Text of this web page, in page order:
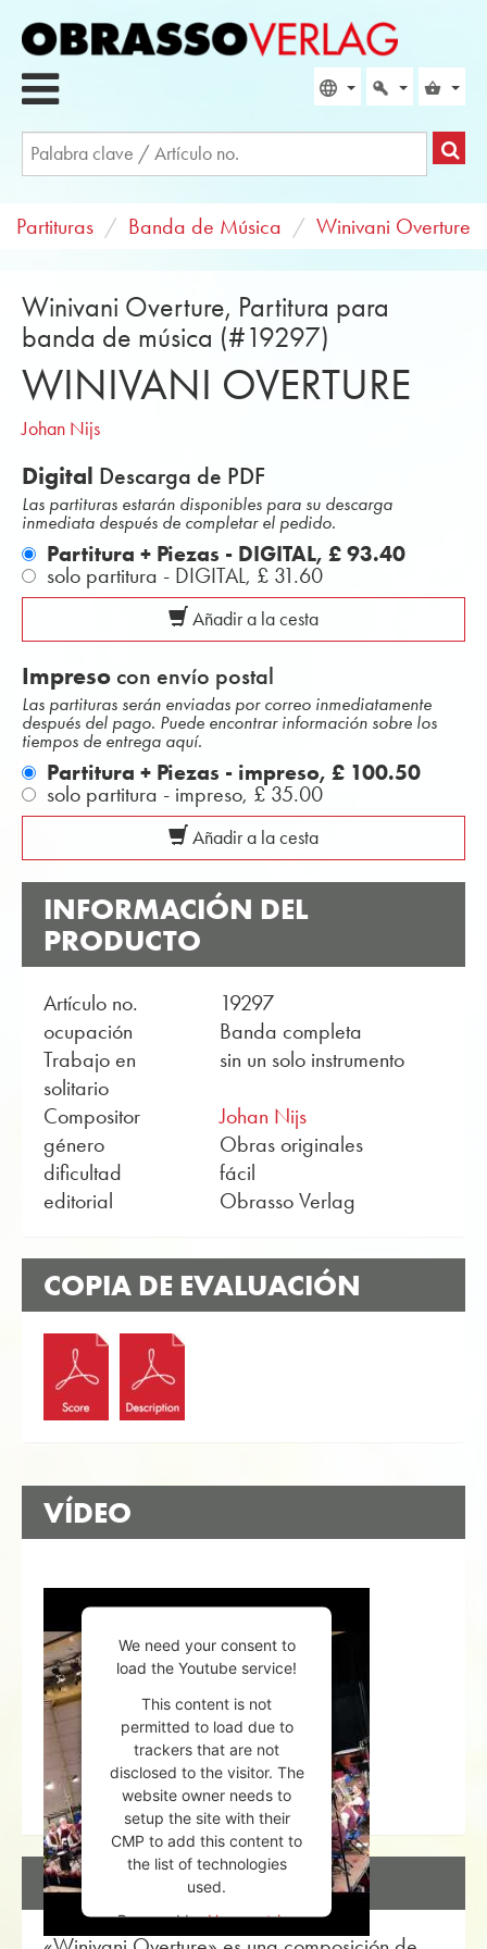
Partituras Banda de Música Winivani Overture
Winivani Overture, Partitura para
banda de música (#19297)
WINIVANI OVERTURE
Johan Nijs
Digital Descarga de PDF
Las partituras estarán disponibles para su descarga
inmediata después de completar el pedido.
Partitura + Piezas - DIGITAL, £ 93.40
solo partitura - DIGITAL, £ 31.60
Añadir a la cesta
Impreso con envío postal
Las partituras serán enviadas por correo inmediatamente
después del pago. Puede encontrar información sobre los
tiempos de entrega aquí.
Partitura + Piezas - impreso, £ 100.50
solo partitura - impreso, £ 35.00
Añadir a la cesta
INFORMACIÓN DEL
PRODUCTO
Artículo no.
19297
ocupación
Banda completa
Trabajo en
solitario
sin un solo instrumento
Compositor
Johan Nijs
género
Obras originales
dificultad
fácil
editorial
Obrasso Verlag
COPIA DE EVALUACIÓN
VÍDEO
We need your consent to
load the Youtube service!
This content is not
permitted to load due to
trackers that are not
disclosed to the visitor. The
website owner needs to
setup the site with their
CMP to add this content to
the list of technologies
used.
Powered byUsercentrics
Consent Management
DESCRIPCIÓN